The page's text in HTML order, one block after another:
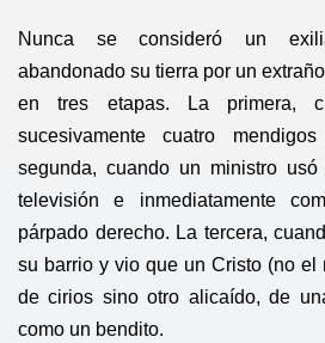
Nunca se consideró un
abandonado su tierra por un
en tres etapas. La primera,
sucesivamente cuatro
segunda, cuando un ministro
televisión e inmediatamente
párpado derecho. La tercera,
su barrio y vio que un Cristo (no el
de cirios sino otro alicaído, de
como un bendito.